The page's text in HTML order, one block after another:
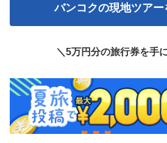
バンコクの現地ツアー
＼5万円分の旅行券を手